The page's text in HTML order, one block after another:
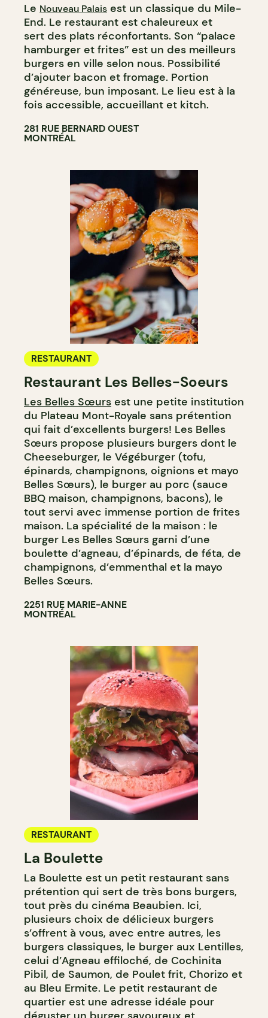
Le Nouveau Palais est un classique du Mile-
End. Le restaurant est chaleureux et
sert des plats réconfortants. Son “palace
hamburger et frites” est un des meilleurs
burgers en ville selon nous. Possibilité
d’ajouter bacon et fromage. Portion
généreuse, bun imposant. Le lieu est à la
fois accessible, accueillant et kitch.
281 RUE BERNARD OUEST
MONTRÉAL
RESTAURANT
Restaurant Les Belles-Soeurs
Les Belles Sœurs est une petite institution
du Plateau Mont-Royale sans prétention
qui fait d’excellents burgers! Les Belles
Sœurs propose plusieurs burgers dont le
Cheeseburger, le Végéburger (tofu,
épinards, champignons, oignions et mayo
Belles Sœurs), le burger au porc (sauce
BBQ maison, champignons, bacons), le
tout servi avec immense portion de frites
maison. La spécialité de la maison : le
burger Les Belles Sœurs garni d’une
boulette d’agneau, d’épinards, de féta, de
champignons, d’emmenthal et la mayo
Belles Sœurs.
2251 RUE MARIE-ANNE
MONTRÉAL
RESTAURANT
La Boulette
La Boulette est un petit restaurant sans
prétention qui sert de très bons burgers,
tout près du cinéma Beaubien. Ici,
plusieurs choix de délicieux burgers
s’offrent à vous, avec entre autres, les
burgers classiques, le burger aux Lentilles,
celui d’Agneau effiloché, de Cochinita
Pibil, de Saumon, de Poulet frit, Chorizo et
au Bleu Ermite. Le petit restaurant de
quartier est une adresse idéale pour